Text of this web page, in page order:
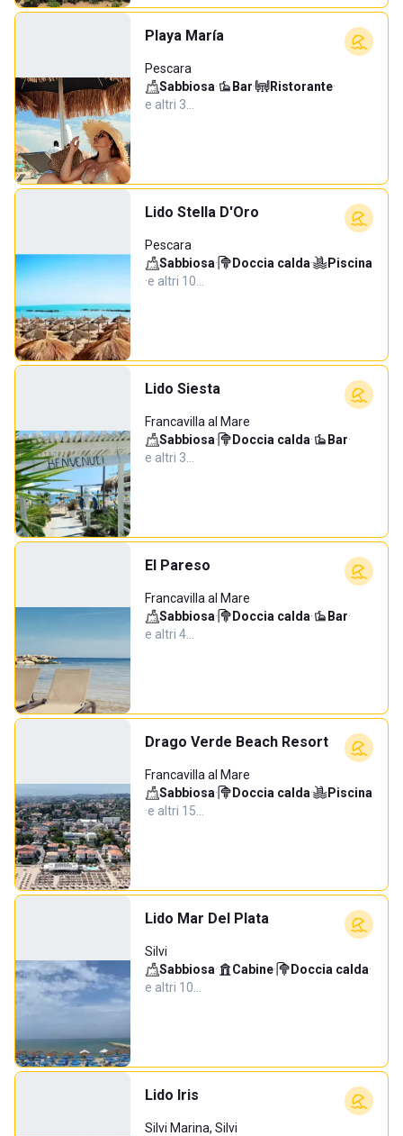
Playa María
Pescara
Sabbiosa· Bar· Ristorante·
e altri 3…
Lido Stella D'Oro
Pescara
Sabbiosa· Doccia calda·
Piscina
·e altri 10…
Lido Siesta
Francavilla al Mare
Sabbiosa· Doccia calda· Bar·
e altri 3…
El Pareso
Francavilla al Mare
Sabbiosa· Doccia calda· Bar·
e altri 4…
Drago Verde Beach Resort
Francavilla al Mare
Sabbiosa· Doccia calda·
Piscina
·e altri 15…
Lido Mar Del Plata
Silvi
Sabbiosa· Cabine· Doccia calda·
e altri 10…
Lido Iris
Silvi Marina, Silvi